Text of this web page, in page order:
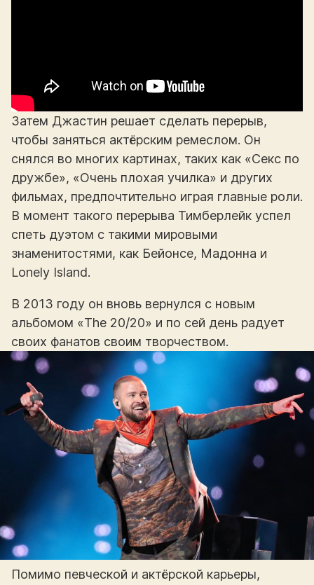
Затем Джастин решает сделать перерыв,
чтобы заняться актёрским ремеслом. Он
снялся во многих картинах, таких как «Секс по
дружбе», «Очень плохая училка» и других
фильмах, предпочтительно играя главные роли.
В момент такого перерыва Тимберлейк успел
спеть дуэтом с такими мировыми
знаменитостями, как Бейонсе, Мадонна и
Lonely Island.
В 2013 году он вновь вернулся с новым
альбомом «The 20/20» и по сей день радует
своих фанатов своим творчеством.
Помимо певческой и актёрской карьеры,